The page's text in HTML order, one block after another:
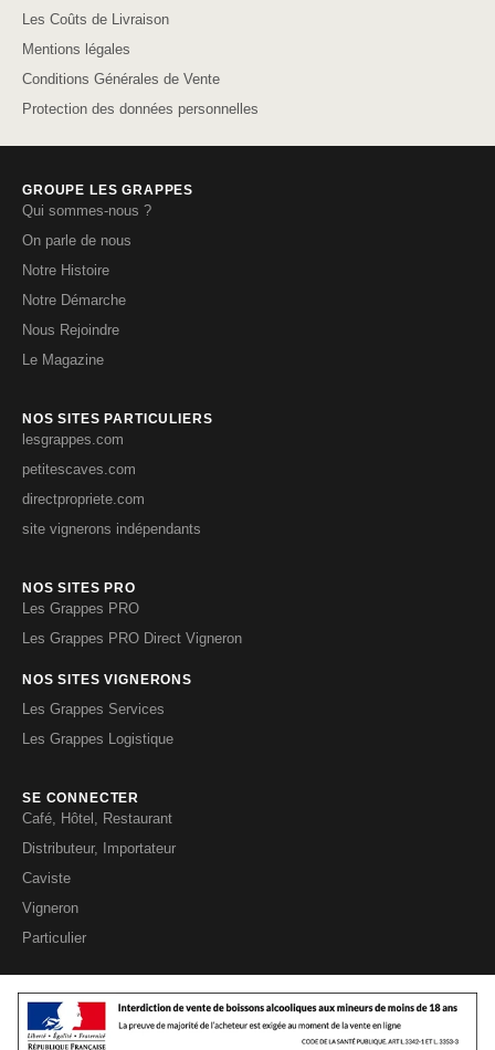
Les Coûts de Livraison
Mentions légales
Conditions Générales de Vente
Protection des données personnelles
GROUPE LES GRAPPES
Qui sommes-nous ?
On parle de nous
Notre Histoire
Notre Démarche
Nous Rejoindre
Le Magazine
NOS SITES PARTICULIERS
lesgrappes.com
petitescaves.com
directpropriete.com
site vignerons indépendants
NOS SITES PRO
Les Grappes PRO
Les Grappes PRO Direct Vigneron
NOS SITES VIGNERONS
Les Grappes Services
Les Grappes Logistique
SE CONNECTER
Café, Hôtel, Restaurant
Distributeur, Importateur
Caviste
Vigneron
Particulier